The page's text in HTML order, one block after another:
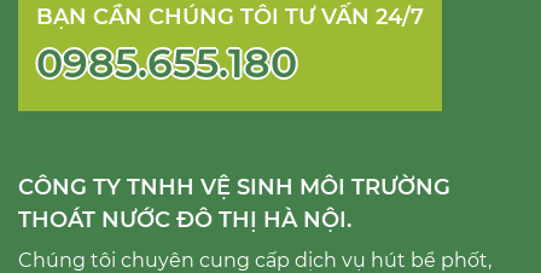
BẠN CẦN CHÚNG TÔI TƯ VẤN 24/7
0985.655.180
CÔNG TY TNHH VỆ SINH MÔI TRƯỜNG
THOÁT NƯỚC ĐÔ THỊ HÀ NỘI.
Chúng tôi chuyên cung cấp dịch vụ hút bể phốt,